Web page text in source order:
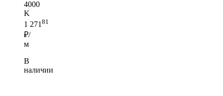
4000
K
1 271 81
₽/
м
В
наличии